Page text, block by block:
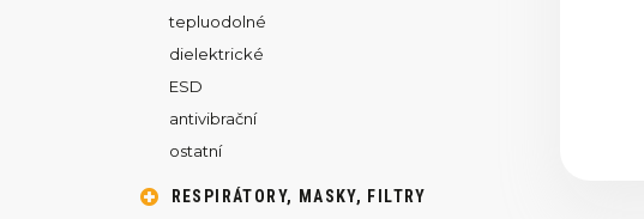
tepluodolné
dielektrické
ESD
antivibrační
ostatní
RESPIRÁTORY, MASKY, FILTRY